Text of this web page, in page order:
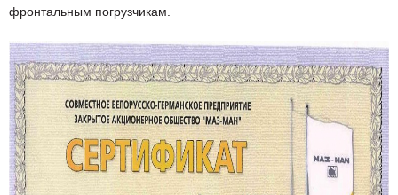
фронтальным погрузчикам.